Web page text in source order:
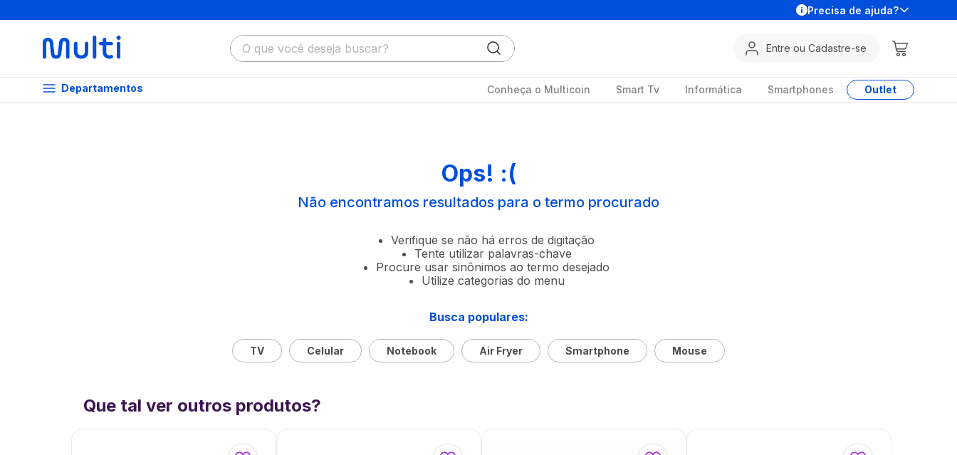
Precisa de ajuda?
O que você deseja buscar?
Entre ou Cadastre-se
Departamentos Conheça o Multicoin Smart Tv Informática Smartphones Outlet
Ops! :(
Não encontramos resultados para o termo procurado
Verifique se não há erros de digitação
Tente utilizar palavras-chave
Procure usar sinônimos ao termo desejado
Utilize categorias do menu
Busca populares:
TV Celular Notebook Air Fryer Smartphone Mouse
Que tal ver outros produtos?